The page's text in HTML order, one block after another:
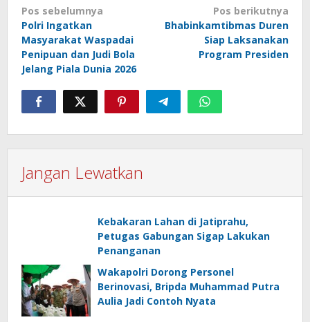
Navigasi
pos
Pos sebelumnya
Polri Ingatkan
Masyarakat Waspadai
Penipuan dan Judi Bola
Jelang Piala Dunia 2026
Pos berikutnya
Bhabinkamtibmas Duren
Siap Laksanakan
Program Presiden
Jangan Lewatkan
Kebakaran Lahan di Jatiprahu,
Petugas Gabungan Sigap Lakukan
Penanganan
Wakapolri Dorong Personel
Berinovasi, Bripda Muhammad Putra
Aulia Jadi Contoh Nyata